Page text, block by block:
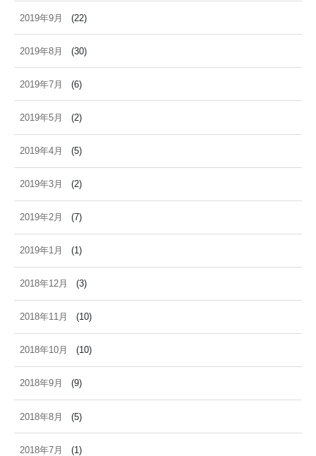
2019年9月 (22)
2019年8月 (30)
2019年7月 (6)
2019年5月 (2)
2019年4月 (5)
2019年3月 (2)
2019年2月 (7)
2019年1月 (1)
2018年12月 (3)
2018年11月 (10)
2018年10月 (10)
2018年9月 (9)
2018年8月 (5)
2018年7月 (1)